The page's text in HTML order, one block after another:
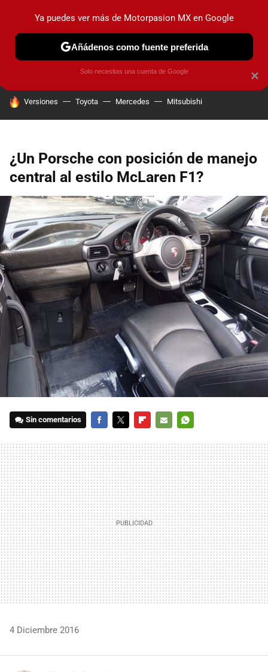
PRUEBAS INDUSTRIA HOY NO CIRCULA
HOY SE HABLA DE
Versiones Toyota Mercedes Mitsubishi
¿Un Porsche con posición de manejo
central al estilo McLaren F1?
Sin comentarios
MAIL
4 Diciembre 2016
×
Ya puedes ver más de Motorpasion MX en Google
Añádenos como fuente preferida
Solo necesitas una cuenta de Google